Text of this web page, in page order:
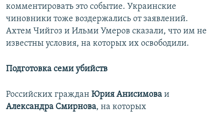
комментировать это событие. Украинские
чиновники тоже воздержались от заявлений.
Ахтем Чийгоз и Ильми Умеров сказали, что им не
известны условия, на которых их освободили.
Подготовка семи убийств
Российских граждан Юрия Анисимова и
Александра Смирнова, на которых